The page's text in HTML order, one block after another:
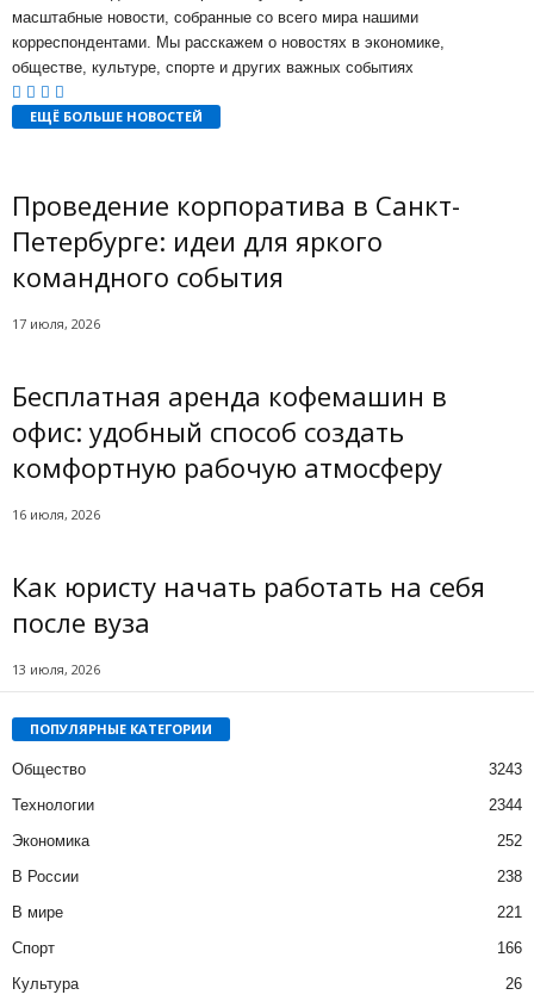
масштабные новости, собранные со всего мира нашими
корреспондентами. Мы расскажем о новостях в экономике,
обществе, культуре, спорте и других важных событиях
ЕЩЁ БОЛЬШЕ НОВОСТЕЙ
Проведение корпоратива в Санкт-
Петербурге: идеи для яркого
командного события
17 июля, 2026
Бесплатная аренда кофемашин в
офис: удобный способ создать
комфортную рабочую атмосферу
16 июля, 2026
Как юристу начать работать на себя
после вуза
13 июля, 2026
ПОПУЛЯРНЫЕ КАТЕГОРИИ
Общество
3243
Технологии
2344
Экономика
252
В России
238
В мире
221
Спорт
166
Культура
26